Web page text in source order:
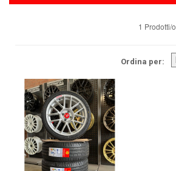
1 Prodotti/o
Ordina per